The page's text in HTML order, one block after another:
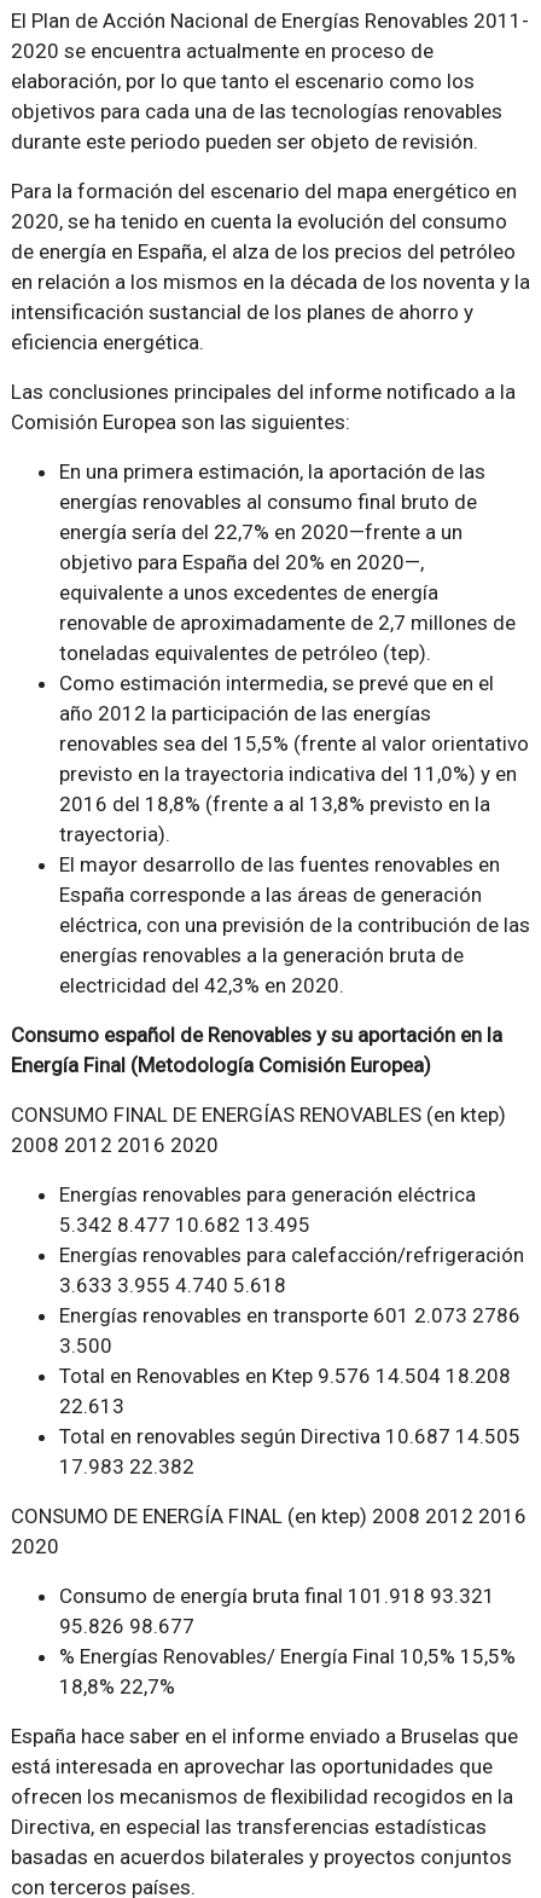
El Plan de Acción Nacional de Energías Renovables 2011-
2020 se encuentra actualmente en proceso de
elaboración, por lo que tanto el escenario como los
objetivos para cada una de las tecnologías renovables
durante este periodo pueden ser objeto de revisión.
Para la formación del escenario del mapa energético en
2020, se ha tenido en cuenta la evolución del consumo
de energía en España, el alza de los precios del petróleo
en relación a los mismos en la década de los noventa y la
intensificación sustancial de los planes de ahorro y
eficiencia energética.
Las conclusiones principales del informe notificado a la
Comisión Europea son las siguientes:
En una primera estimación, la aportación de las
energías renovables al consumo final bruto de
energía sería del 22,7% en 2020—frente a un
objetivo para España del 20% en 2020—,
equivalente a unos excedentes de energía
renovable de aproximadamente de 2,7 millones de
toneladas equivalentes de petróleo (tep).
Como estimación intermedia, se prevé que en el
año 2012 la participación de las energías
renovables sea del 15,5% (frente al valor orientativo
previsto en la trayectoria indicativa del 11,0%) y en
2016 del 18,8% (frente a al 13,8% previsto en la
trayectoria).
El mayor desarrollo de las fuentes renovables en
España corresponde a las áreas de generación
eléctrica, con una previsión de la contribución de las
energías renovables a la generación bruta de
electricidad del 42,3% en 2020.
Consumo español de Renovables y su aportación en la
Energía Final (Metodología Comisión Europea)
CONSUMO FINAL DE ENERGÍAS RENOVABLES (en ktep)
2008 2012 2016 2020
Energías renovables para generación eléctrica
5.342 8.477 10.682 13.495
Energías renovables para calefacción/refrigeración
3.633 3.955 4.740 5.618
Energías renovables en transporte 601 2.073 2786
3.500
Total en Renovables en Ktep 9.576 14.504 18.208
22.613
Total en renovables según Directiva 10.687 14.505
17.983 22.382
CONSUMO DE ENERGÍA FINAL (en ktep) 2008 2012 2016
2020
Consumo de energía bruta final 101.918 93.321
95.826 98.677
% Energías Renovables/ Energía Final 10,5% 15,5%
18,8% 22,7%
España hace saber en el informe enviado a Bruselas que
está interesada en aprovechar las oportunidades que
ofrecen los mecanismos de flexibilidad recogidos en la
Directiva, en especial las transferencias estadísticas
basadas en acuerdos bilaterales y proyectos conjuntos
con terceros países.